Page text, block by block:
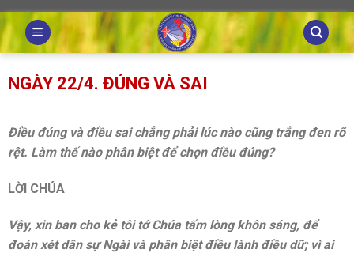
Skip
to
content
NGÀY 22/4. ĐÚNG VÀ SAI
Điều đúng và điều sai chẳng phải lúc nào cũng trắng đen rõ
rệt. Làm thế nào phân biệt để chọn điều đúng?
LỜI CHÚA
Vậy, xin ban cho kẻ tôi tớ Chúa tấm lòng khôn sáng, để
đoán xét dân sự Ngài và phân biệt điều lành điều dữ; vì ai